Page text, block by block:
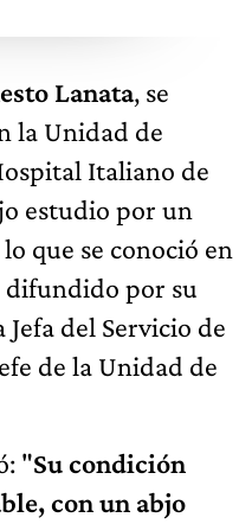
Lanata, se
la Unidad de
Italiano de
estudio por un
que se conoció en
por su
del Servicio de
de la Unidad de
"Su condición
con un abjo